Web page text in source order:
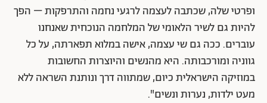
ופרטי שלה, שכתבה לעצמה לרגעי נחמה והתרפקות – הפך
להיות גם לשיר הלאומי של המלחמה הנוכחית שאנחנו
עוברים. ככה גם שי עצמה, אישה במלוא תפארתה, על כל
גווניה ומורכבותה. היא מהנשים והיוצרות החשובות
במוזיקה הישראלית כיום, שמתווה דרך ונותנת השראה ללא
מעט ילדות, נערות ונשים".